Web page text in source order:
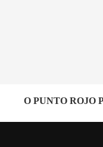
O PUNTO ROJO